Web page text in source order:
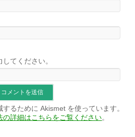
てください。
るために Akismet を使っています。
の詳細はこちらをご覧ください。